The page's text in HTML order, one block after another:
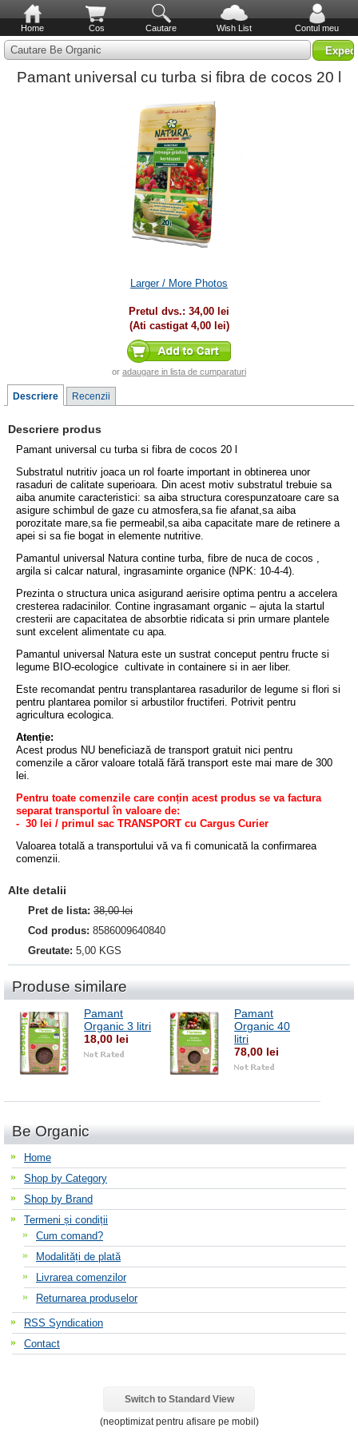
Home Cos Cautare Wish List Contul meu
Cautare Be Organic
Pamant universal cu turba si fibra de cocos 20 l
Larger / More Photos
Pretul dvs.: 34,00 lei
(Ati castigat 4,00 lei)
or adaugare in lista de cumparaturi
Descriere Recenzii
Descriere produs
Pamant universal cu turba si fibra de cocos 20 l
Substratul nutritiv joaca un rol foarte important in obtinerea unor
rasaduri de calitate superioara. Din acest motiv substratul trebuie sa
aiba anumite caracteristici: sa aiba structura corespunzatoare care sa
asigure schimbul de gaze cu atmosfera,sa fie afanat,sa aiba
porozitate mare,sa fie permeabil,sa aiba capacitate mare de retinere a
apei si sa fie bogat in elemente nutritive.
Pamantul universal Natura contine turba, fibre de nuca de cocos ,
argila si calcar natural, ingrasaminte organice (NPK: 10-4-4).
Prezinta o structura unica asigurand aerisire optima pentru a accelera
cresterea radacinilor. Contine ingrasamant organic – ajuta la startul
cresterii are capacitatea de absorbtie ridicata si prin urmare plantele
sunt excelent alimentate cu apa.
Pamantul universal Natura este un sustrat conceput pentru fructe si
legume BIO-ecologice cultivate in containere si in aer liber.
Este recomandat pentru transplantarea rasadurilor de legume si flori si
pentru plantarea pomilor si arbustilor fructiferi. Potrivit pentru
agricultura ecologica.
Atenție:
Acest produs NU beneficiază de transport gratuit nici pentru
comenzile a căror valoare totală fără transport este mai mare de 300
lei.
Pentru toate comenzile care conțin acest produs se va factura
separat transportul în valoare de:
- 30 lei / primul sac TRANSPORT cu Cargus Curier
Valoarea totală a transportului vă va fi comunicată la confirmarea
comenzii.
Alte detalii
Pret de lista: 38,00 lei
Cod produs: 8586009640840
Greutate: 5,00 KGS
Produse similare
Pamant
Organic 3 litri
18,00 lei
Pamant
Organic 40
litri
78,00 lei
Be Organic
Home
Shop by Category
Shop by Brand
Termeni și condiții
Cum comand?
Modalități de plată
Livrarea comenzilor
Returnarea produselor
RSS Syndication
Contact
Switch to Standard View
(neoptimizat pentru afisare pe mobil)